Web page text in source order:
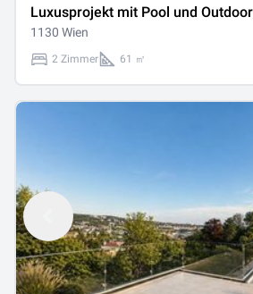
Luxusprojekt mit Pool und
1130 Wien
2 Zimmer 61 ㎡